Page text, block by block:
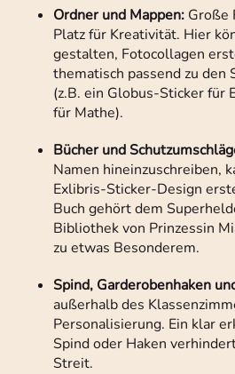
Ordner und Mappen: Große
Platz für Kreativität. Hier
gestalten, Fotocollagen
thematisch passend zu den
(z.B. ein Globus-Sticker für
für Mathe).
Bücher und
Namen hineinzuschreiben,
Exlibris-Sticker-Design
Buch gehört dem
Bibliothek von Prinzessin
zu etwas Besonderem.
Spind, Garderobenhaken
außerhalb des
Personalisierung. Ein klar
Spind oder Haken
Streit.